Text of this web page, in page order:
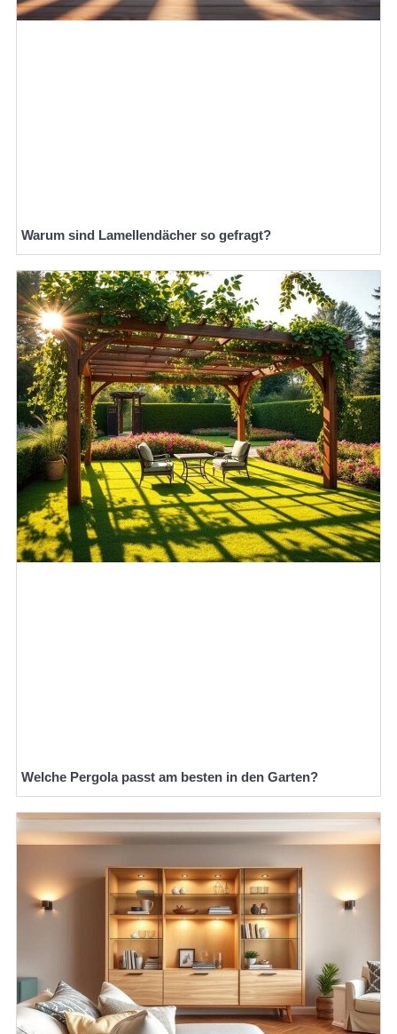
Warum sind Lamellendächer so gefragt?
Welche Pergola passt am besten in den Garten?